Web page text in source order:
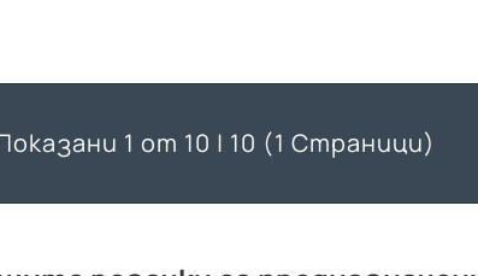
1 от 10 | 10 (1 Страници)